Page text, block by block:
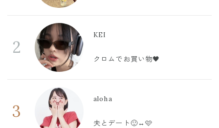
2
KEI
クロムでお買い物🖤
3
aloha
夫とデート🙂‍↔️🩷